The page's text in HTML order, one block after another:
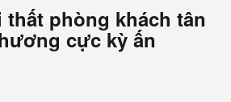
thất phòng khách tân
cực kỳ ấn